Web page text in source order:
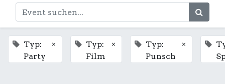
Typ:
Party
×
Typ:
Film
×
Typ:
Punsch
×